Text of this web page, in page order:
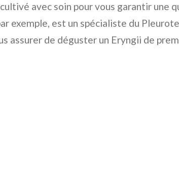
avec soin pour vous garantir une
exemple, est un spécialiste du
assurer de déguster un Eryngii de